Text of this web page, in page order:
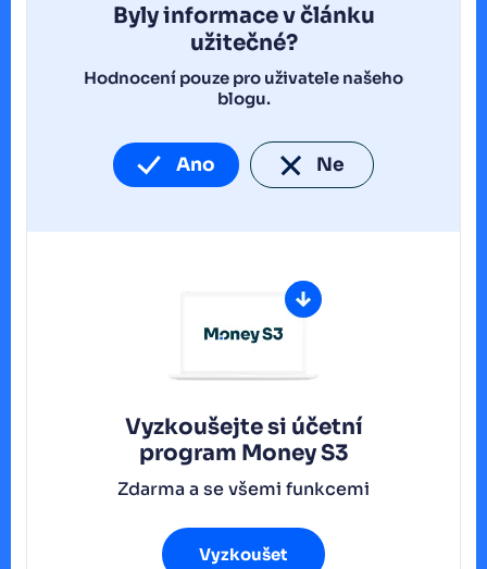
Byly informace v článku
užitečné?
Hodnocení pouze pro uživatele našeho
blogu.
Ano Ne
Vyzkoušejte si účetní
program Money S3
Zdarma a se všemi funkcemi
Vyzkoušet